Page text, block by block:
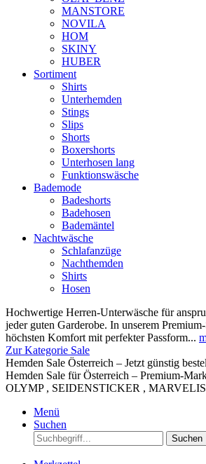
MANSTORE
NOVILA
HOM
SKINY
HUBER
Sortiment
Shirts
Unterhemden
Stings
Slips
Shorts
Boxershorts
Unterhosen lang
Funktionswäsche
Bademode
Badeshorts
Badehosen
Bademäntel
Nachtwäsche
Schlafanzüge
Nachthemden
Shirts
Hosen
Hochwertige Herren-Unterwäsche für
jeder guten Garderobe. In unserem
höchsten Komfort mit perfekter Passform...
Zur Kategorie Sale
Hemden Sale Österreich – Jetzt günstig
Hemden Sale für Österreich – Premium-
OLYMP , SEIDENSTICKER ,
Menü
Suchen
Suchen